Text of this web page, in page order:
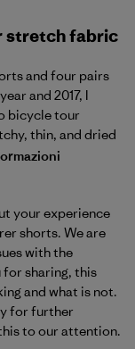
stretch fabric
and four pairs
and 2017, I
bicycle tour
thin, and dried
sulla
your experience
shorts. We are
with the
sharing, this
and what is not.
for further
to our attention.